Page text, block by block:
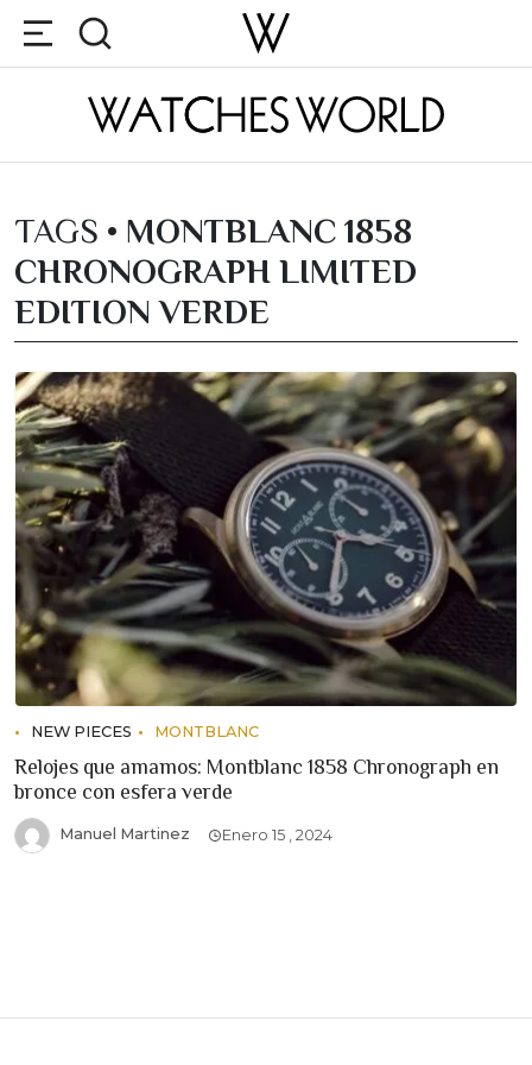
TAGS • MONTBLANC 1858
CHRONOGRAPH LIMITED
EDITION VERDE
NEW PIECES MONTBLANC
Relojes que amamos: Montblanc 1858 Chronograph en
bronce con esfera verde
Manuel Martinez Enero 15 , 2024